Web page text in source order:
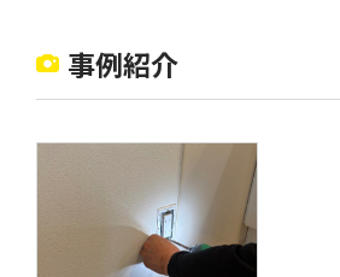
事例紹介